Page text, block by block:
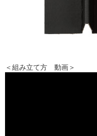
＜組み立て方 動画＞